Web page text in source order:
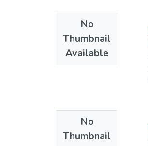
No
Thumbnail
Available
No
Thumbnail